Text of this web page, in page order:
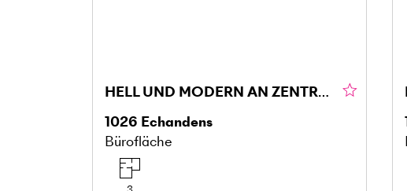
HELL UND MODERN AN ZENTRALER LAGE
1026 Echandens
Bürofläche